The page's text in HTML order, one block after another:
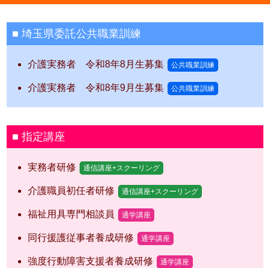
埼玉県委託公共職業訓練
介護実務者 令和8年8月生募集 公共職業訓練
介護実務者 令和8年9月生募集 公共職業訓練
指定講座
実務者研修 通信講座+スクーリング
介護職員初任者研修 通信講座+スクーリング
福祉用具専門相談員 通学講座
同行援護従事者養成研修 通学講座
強度行動障害支援者養成研修 通学講座